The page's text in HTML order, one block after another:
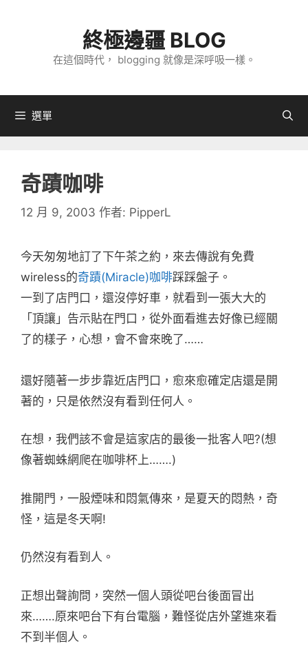
內
終極邊疆 BLOG
在這個時代， blogging 就像是深呼吸一樣。
選單
奇蹟咖啡
12 月 9, 2003 作者: PipperL
今天匆匆地訂了下午茶之約，來去傳說有免費
wireless的奇蹟(Miracle)咖啡踩踩盤子。
一到了店門口，還沒停好車，就看到一張大大的
「頂讓」告示貼在門口，從外面看進去好像已經關
了的樣子，心想，會不會來晚了……
還好隨著一步步靠近店門口，愈來愈確定店還是開
著的，只是依然沒有看到任何人。
在想，我們該不會是這家店的最後一批客人吧?(想
像著蜘蛛網爬在咖啡杯上…….)
推開門，一股煙味和悶氣傳來，是夏天的悶熱，奇
怪，這是冬天啊!
仍然沒有看到人。
正想出聲詢問，突然一個人頭從吧台後面冒出
來…….原來吧台下有台電腦，難怪從店外望進來看
不到半個人。